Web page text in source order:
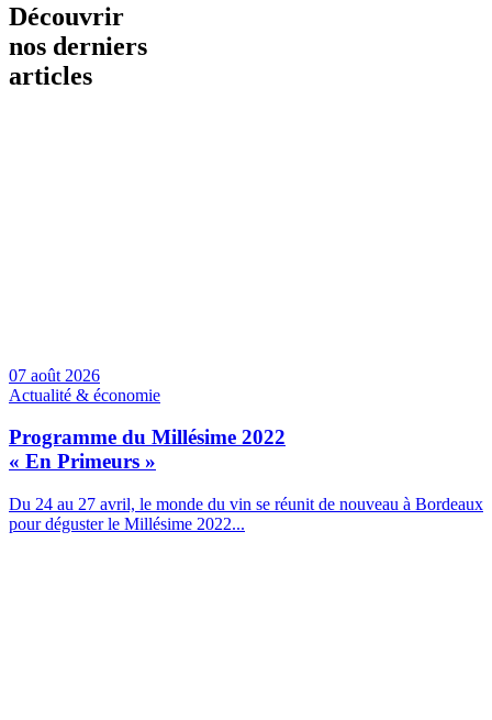
Découvrir
nos derniers
articles
07 août 2026
Actualité & économie
Programme du Millésime 2022
« En Primeurs »
Du 24 au 27 avril, le monde du vin se réunit de nouveau à Bordeaux
pour déguster le Millésime 2022...